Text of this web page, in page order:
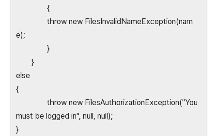
{
throw new FilesInvalidNameException(nam
e);
}
}
else
{
throw new FilesAuthorizationException("You
must be logged in", null, null);
}